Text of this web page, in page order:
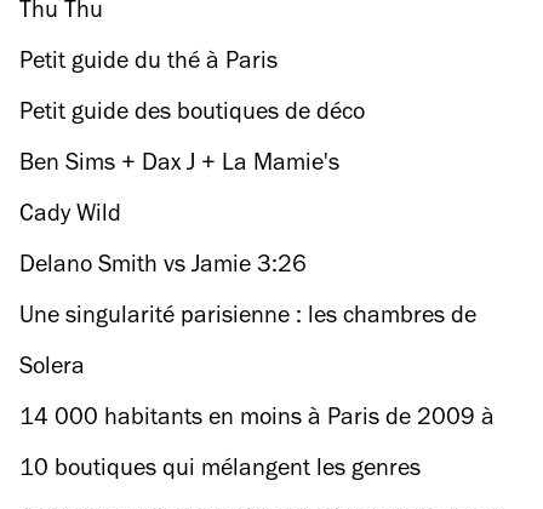
Thu Thu
Petit guide du thé à Paris
Petit guide des boutiques de déco
Ben Sims + Dax J + La Mamie's
Cady Wild
Delano Smith vs Jamie 3:26
Une singularité parisienne : les chambres de
bonne
Solera
14 000 habitants en moins à Paris de 2009 à
2014 : la mairie cible Airbnb
10 boutiques qui mélangent les genres